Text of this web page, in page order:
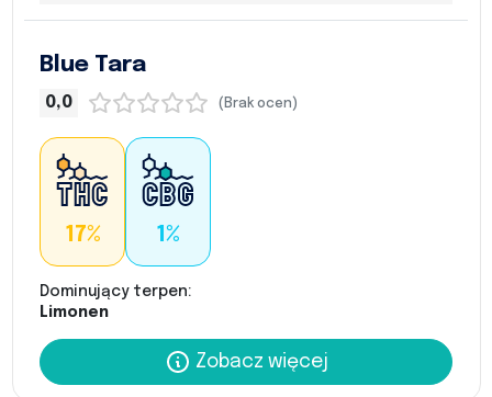
Blue Tara
0,0 (Brak ocen)
17% 1%
Dominujący terpen:
Limonen
Zobacz więcej